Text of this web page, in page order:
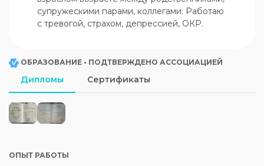
супружескими парами, коллегами. Работаю
с тревогой, страхом, депрессией, ОКР.
ОБРАЗОВАНИЕ • ПОДТВЕРЖДЕНО АССОЦИАЦИЕЙ
Дипломы Сертификаты
ОПЫТ РАБОТЫ